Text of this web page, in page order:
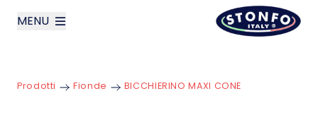
MENU
Prodotti Fionde BICCHIERINO MAXI CONE